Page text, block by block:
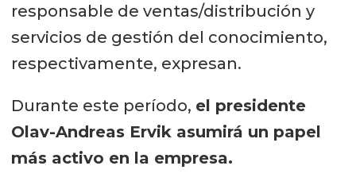
responsable de ventas/distribución y
servicios de gestión del conocimiento,
respectivamente, expresan.
Durante este período, el presidente
Olav-Andreas Ervik asumirá un papel
más activo en la empresa.